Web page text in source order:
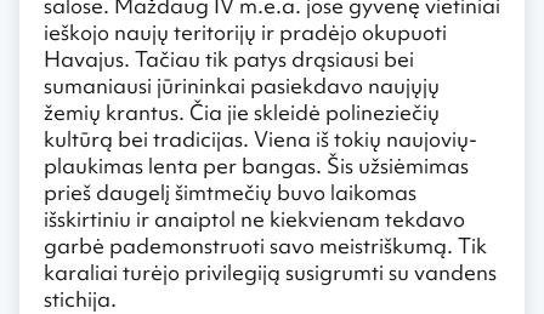
ieškojo naujų teritorijų ir pradėjo okupuoti
Havajus. Tačiau tik patys drąsiausi bei
sumaniausi jūrininkai pasiekdavo naujųjų
žemių krantus. Čia jie skleidė polineziečių
kultūrą bei tradicijas. Viena iš tokių naujovių-
plaukimas lenta per bangas. Šis užsiėmimas
prieš daugelį šimtmečių buvo laikomas
išskirtiniu ir anaiptol ne kiekvienam tekdavo
garbė pademonstruoti savo meistriškumą. Tik
karaliai turėjo privilegiją susigrumti su vandens
stichija.